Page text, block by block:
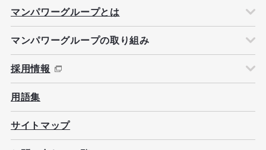
マンパワーグループとは
マンパワーグループの取り組み
採用情報
用語集
サイトマップ